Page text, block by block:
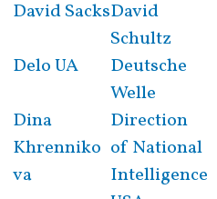
David SacksDavid
Schultz
Delo UA
Deutsche
Welle
Dina
Khrenniko
va
Direction
of National
Intelligence